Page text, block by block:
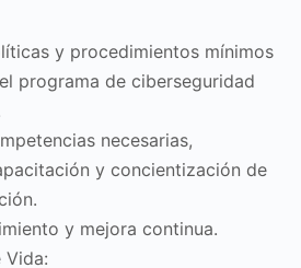
y procedimientos mínimos
programa de ciberseguridad
necesarias,
y concientización de
y mejora continua.
Vida: